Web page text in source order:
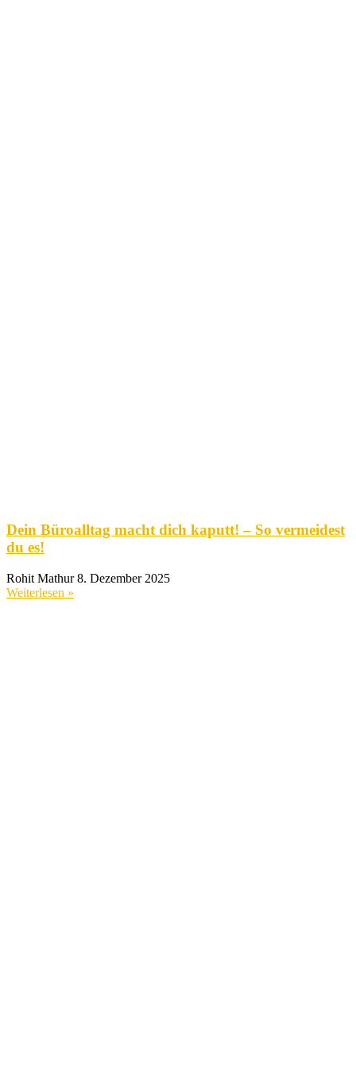
Dein Büroalltag macht dich kaputt! – So vermeidest
du es!
Rohit Mathur8. Dezember 2025
Weiterlesen »